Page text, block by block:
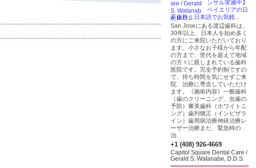
ンサル実施中】
ベイエリアの日
系歯科。日本語でお気軽...
San Joseにある渡辺歯科は、
30年以上、日本人を始め多く
の方にご来院いただいており
ます。小さなお子様から年配
の方まで、世代を超えて地域
の方々に親しまれている歯科
医院です。完全予約制ですの
で、待ち時間を気にせずご来
院、治療に専念していただけ
ます。《施術内容》一般歯科
（歯のクリーニング、虫歯の
予防）審美歯科（ホワイトニ
ング）歯列矯正（インビザラ
イン）歯周病治療神経治療レ
ーザー治療また、緊急時の
治...
+1 (408) 926-4669
Capitol Square Dental Care /
Gerald S. Watanabe, D.D.S.